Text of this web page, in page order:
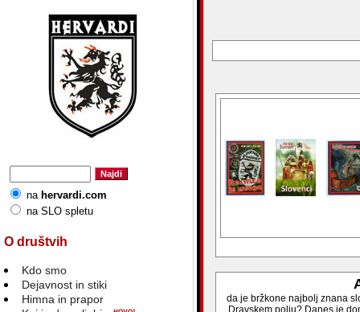
na hervardi.com
na SLO spletu
O društvih
Kdo smo
Dejavnost in stiki
Himna in prapor
da je bržkone najbolj znana
Dravskem polju? Danes je